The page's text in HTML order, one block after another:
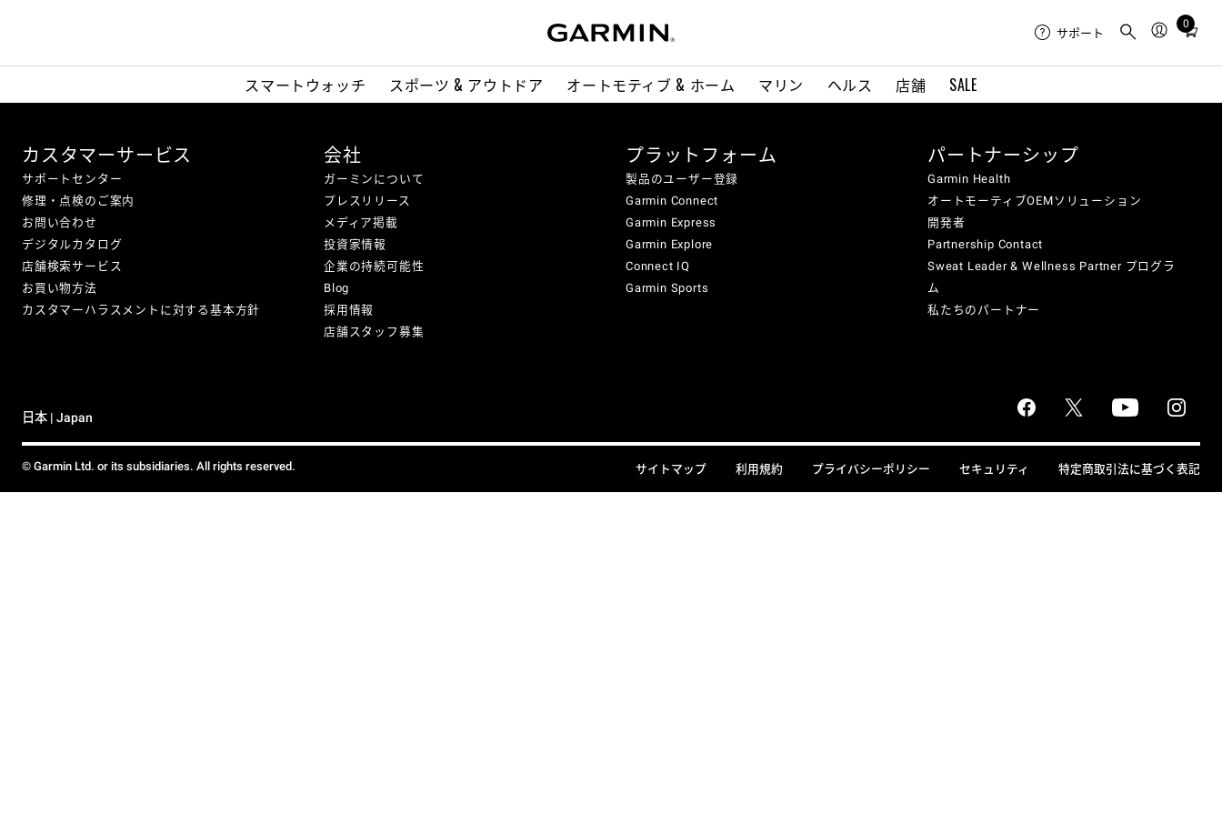
スマートウォッチ スポーツ & アウトドア オートモティブ & ホーム マリン ヘルス 店舗 SALE
サポート
0
Total
in
カスタマーサービス
サポートセンター
修理・点検のご案内
お問い合わせ
デジタルカタログ
店舗検索サービス
お買い物方法
カスタマーハラスメントに対する基本方針
会社
ガーミンについて
プレスリリース
メディア掲載
投資家情報
企業の持続可能性
Blog
採用情報
店舗スタッフ募集
プラットフォーム
製品のユーザー登録
Garmin Connect
Garmin Express
Garmin Explore
Connect IQ
Garmin Sports
パートナーシップ
Garmin Health
オートモーティブOEMソリューション
開発者
Partnership Contact
Sweat Leader & Wellness Partner プログラ
ム
私たちのパートナー
日本 | Japan
© Garmin Ltd. or its subsidiaries. All rights reserved. サイトマップ 利用規約 プライバシーポリシー セキュリティ 特定商取引法に基づく表記